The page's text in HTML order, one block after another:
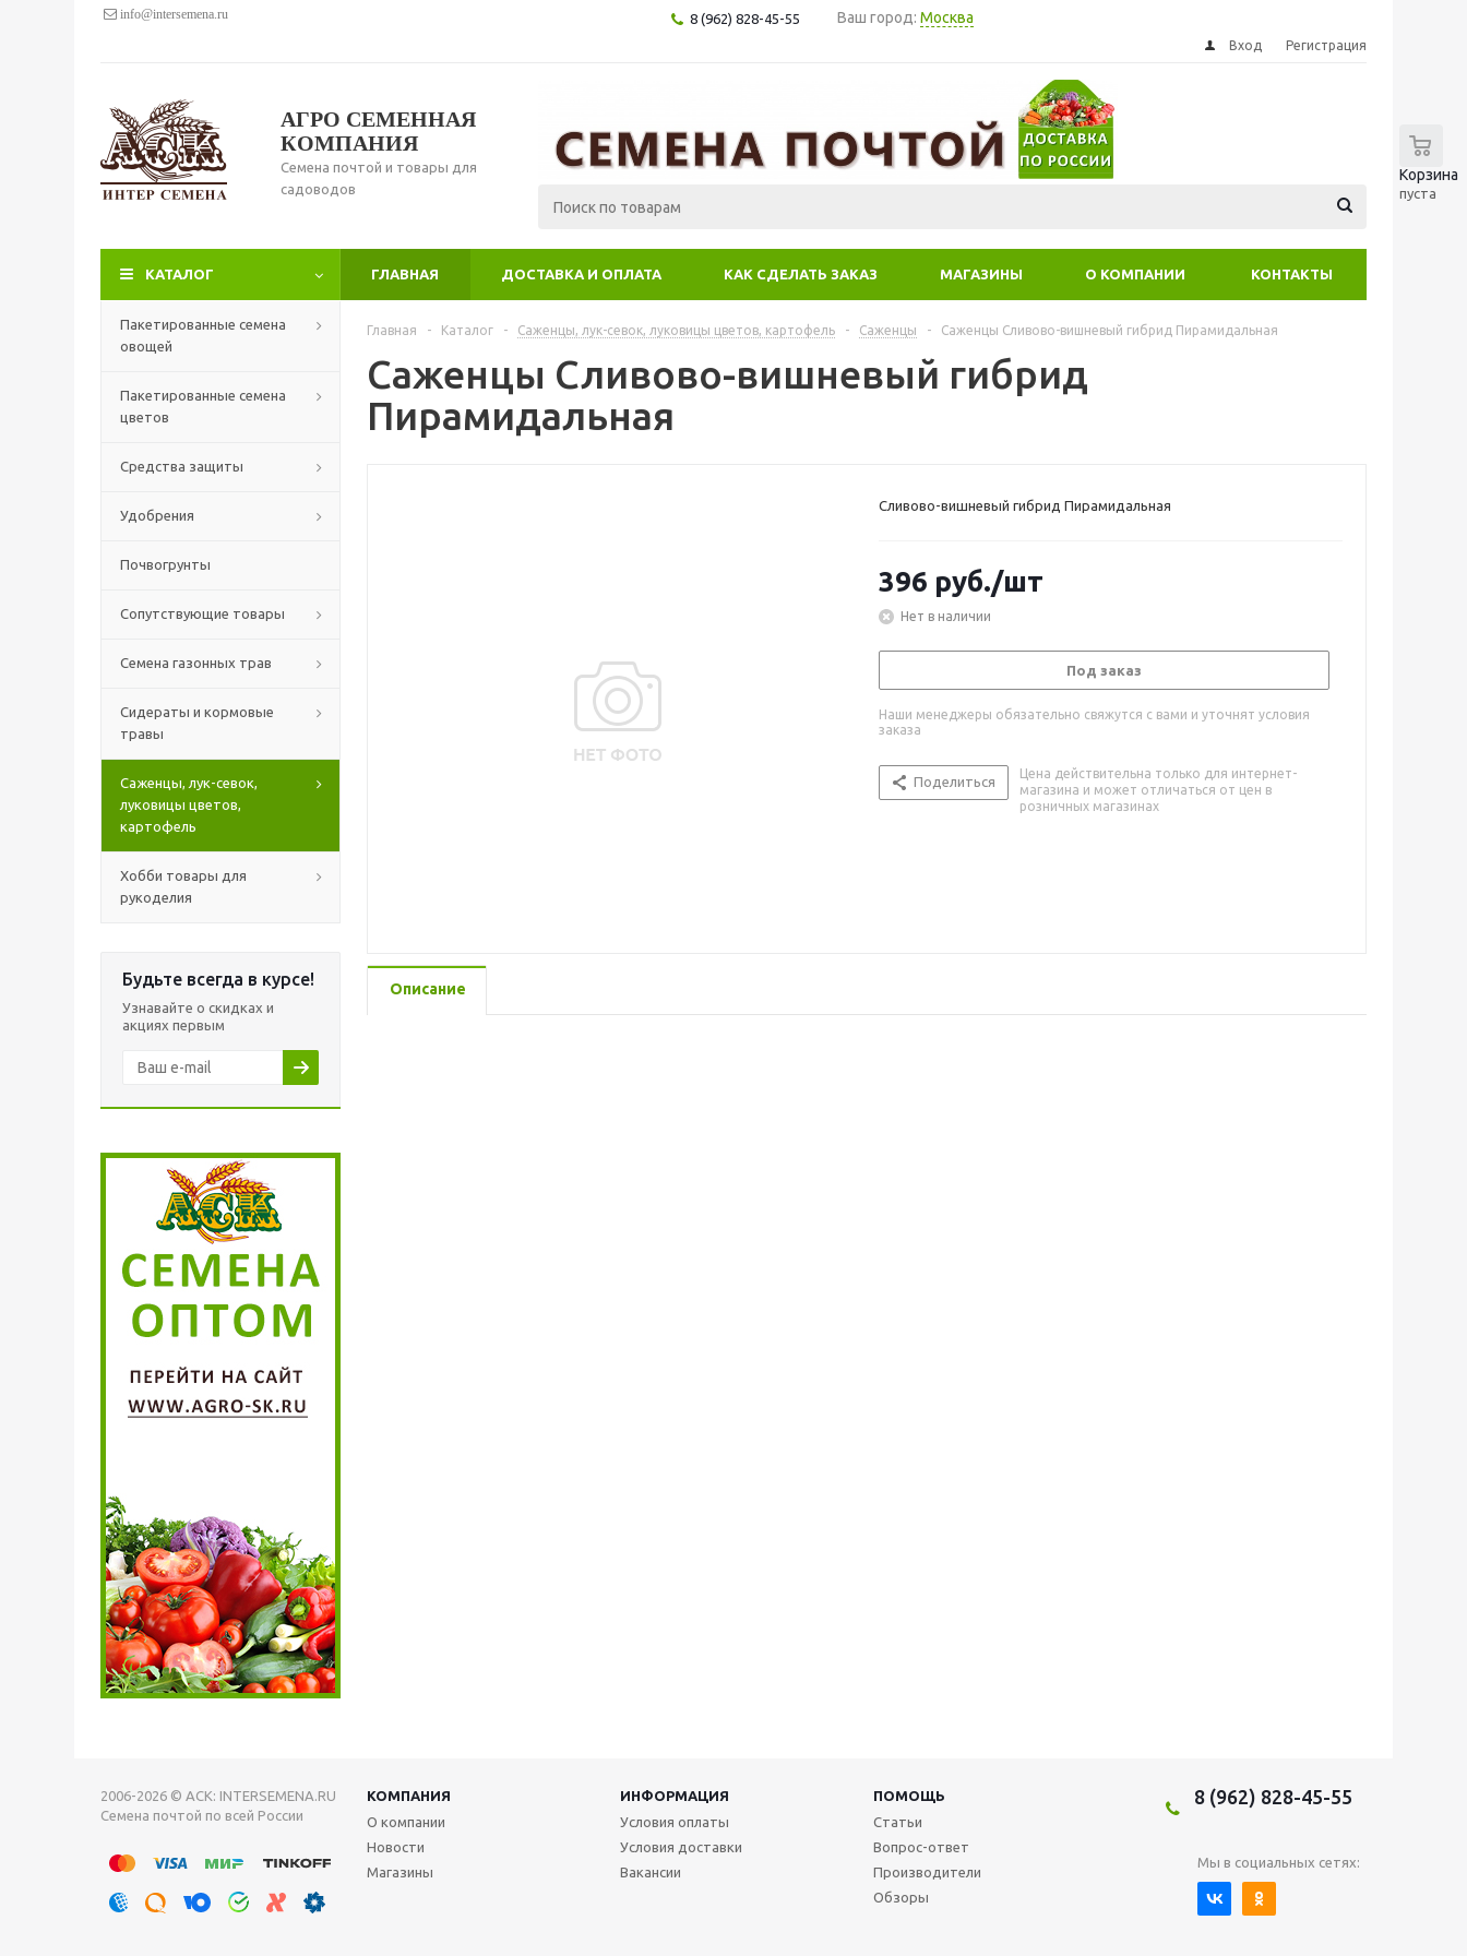
info@intersemena.ru 8 (962) 828-45-55 Ваш город: Москва
Вход Регистрация
АГРО СЕМЕННАЯ
КОМПАНИЯ
Семена почтой и товары для
садоводов
Корзина
пуста
КАТАЛОГ ГЛАВНАЯ ДОСТАВКА И ОПЛАТА КАК СДЕЛАТЬ ЗАКАЗ МАГАЗИНЫ О КОМПАНИИ КОНТАКТЫ
Пакетированные семена
овощей
Пакетированные семена
цветов
Средства защиты
Удобрения
Почвогрунты
Сопутствующие товары
Семена газонных трав
Сидераты и кормовые
травы
Саженцы, лук-севок,
луковицы цветов,
картофель
Хобби товары для
рукоделия
Будьте всегда в курсе!
Узнавайте о скидках и
акциях первым
Главная - Каталог - Саженцы, лук-севок, луковицы цветов, картофель - Саженцы - Саженцы Сливово-вишневый гибрид Пирамидальная
Саженцы Сливово-вишневый гибрид
Пирамидальная
Сливово-вишневый гибрид Пирамидальная
396 руб./шт
Нет в наличии
Под заказ
Наши менеджеры обязательно свяжутся с вами и уточнят условия
заказа
Поделиться
Цена действительна только для интернет-
магазина и может отличаться от цен в
розничных магазинах
Описание
2006-2026 © АСК: INTERSEMENA.RU
Семена почтой по всей России
КОМПАНИЯ ИНФОРМАЦИЯ
ПОМОЩЬ
О компании
Новости
Магазины
Условия оплаты
Условия доставки
Вакансии
Статьи
Вопрос-ответ
Производители
Обзоры
8 (962) 828-45-55
Мы в социальных сетях: